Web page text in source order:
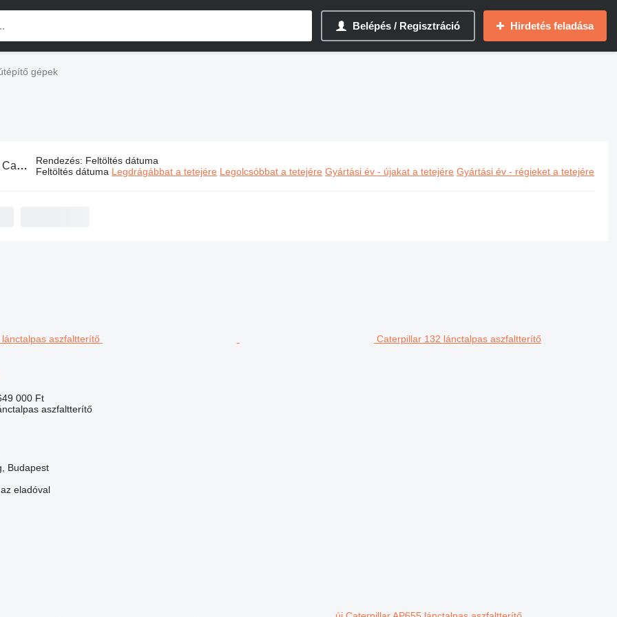
Belépés / Regisztráció Hirdetés feladása
gépek
Caterpillar útépítő gépek Rendezés: Feltöltés dátuma
Feltöltés dátuma Legdrágábbat a tetejére Legolcsóbbat a tetejére Gyártási év - újakat a tetejére Gyártási év - régieket a tetejére
Caterpillar 132 lánctalpas aszfaltterítő
000 Ft
aszfaltterítő
Budapest
eladóval